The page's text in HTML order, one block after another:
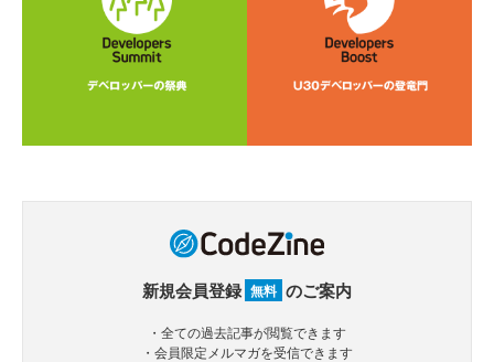
新規会員登録 無料 のご案内
・全ての過去記事が閲覧できます
・会員限定メルマガを受信できます